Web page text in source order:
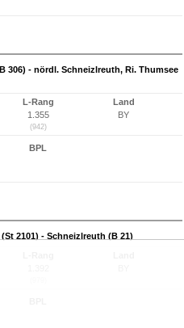
306) - nördl. Schneizlreuth, Ri. Thumsee
L-Rang
1.355
(942)
Land
BY
BPL
2101) - Schneizlreuth (B 21)